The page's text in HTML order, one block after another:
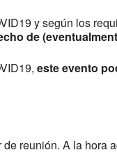
y según los
de
este evento
reunión. A la hora